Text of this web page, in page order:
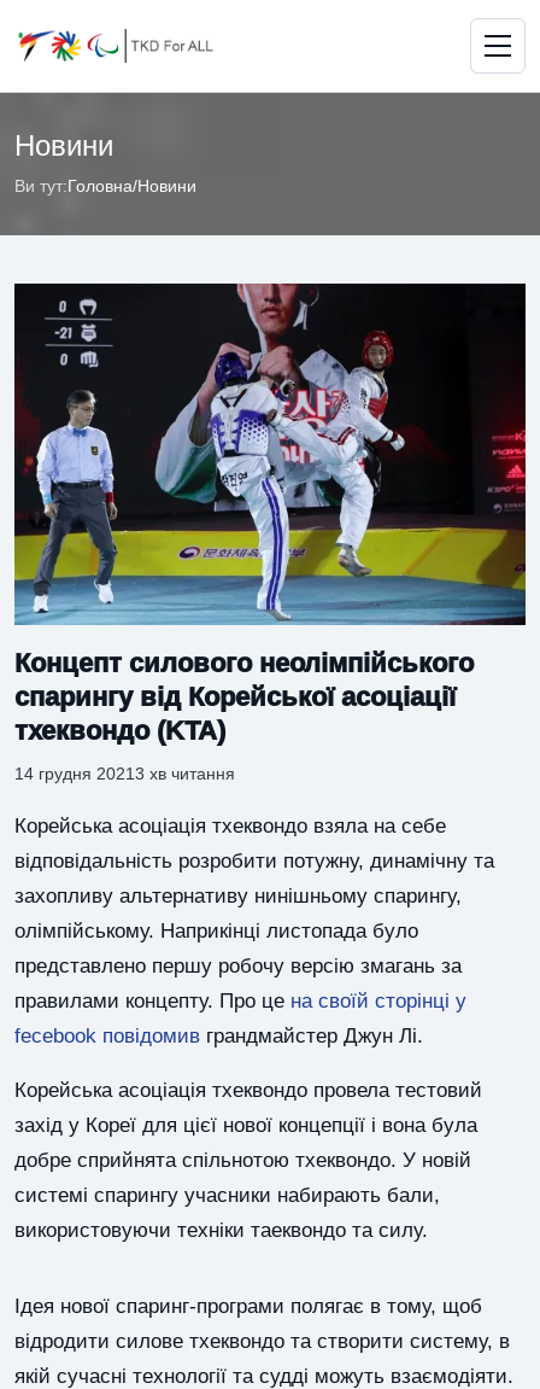
Новини
Ви тут: Головна/Новини
Концепт силового неолімпійського
спарингу від Корейської асоціації
тхеквондо (KTA)
14 грудня 20213 хв читання
Корейська асоціація тхеквондо взяла на себе
відповідальність розробити потужну, динамічну та
захопливу альтернативу нинішньому спарингу,
олімпійському. Наприкінці листопада було
представлено першу робочу версію змагань за
правилами концепту. Про це на своїй сторінці у
fecebook повідомив грандмайстер Джун Лі.
Корейська асоціація тхеквондо провела тестовий
захід у Кореї для цієї нової концепції і вона була
добре сприйнята спільнотою тхеквондо. У новій
системі спарингу учасники набирають бали,
використовуючи техніки таеквондо та силу.
Ідея нової спаринг-програми полягає в тому, щоб
відродити силове тхеквондо та створити систему, в
якій сучасні технології та судді можуть взаємодіяти.